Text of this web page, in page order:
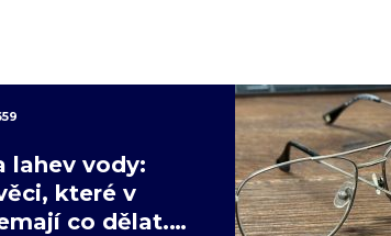
lahev vody:
které v
co dělat.